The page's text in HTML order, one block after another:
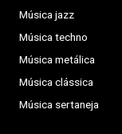
Música jazz
Música techno
Música metálica
Música clássica
Música sertaneja